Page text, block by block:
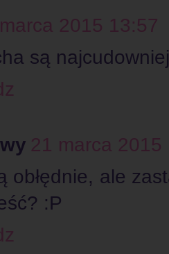
2015 13:57
są
21 marca 2015
obłędnie, ale
:P